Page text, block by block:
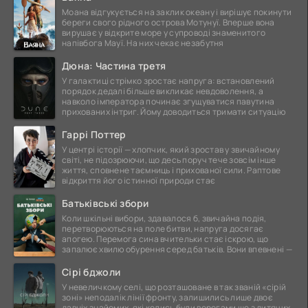
Моана відгукується на заклик океану і вирішує покинути
береги свого рідного острова Мотунуї. Вперше вона
вирушає у відкрите море у супроводі знаменитого
напівбога Мауї. На них чекає незабутня
Дюна: Частина третя
У галактиці стрімко зростає напруга: встановлений
порядок дедалі більше викликає невдоволення, а
навколо імператора починає згущуватися павутина
прихованих інтриг. Йому доводиться тримати ситуацію
Гаррі Поттер
У центрі історії — хлопчик, який зростав у звичайному
світі, не підозрюючи, що десь поруч тече зовсім інше
життя, сповнене таємниць і прихованої сили. Раптове
відкриття його істинної природи стає
Батьківські збори
Коли шкільні вибори, здавалося б, звичайна подія,
перетворюються на поле битви, напруга досягає
апогею. Перемога сина вчительки стає іскрою, що
запалює хвилю обурення серед батьків. Вони впевнені —
Сірі бджоли
У невеличкому селі, що розташоване в так званій «сірій
зоні» неподалік лінії фронту, залишились лише двоє